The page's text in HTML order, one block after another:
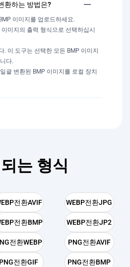
환하는 방법은?
이미지를 업로드하세요.
미지의 출력 형식으로 선택하십시
. 이 도구는 선택한 모든 BMP 이미지
다.
괄 변환된 BMP 이미지를 로컬 장치
는 형식
전환AVIF WEBP전환JPG
전환BMP WEBP전환JP2
전환WEBP PNG전환AVIF
PNG전환GIF PNG전환BMP